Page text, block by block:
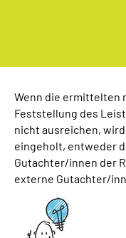
Rente
Erweiterte Suche
Wenn die ermittelten
Feststellung des
nicht ausreichen,
eingeholt, entweder
Gutachter/innen der
externe Gutachter/